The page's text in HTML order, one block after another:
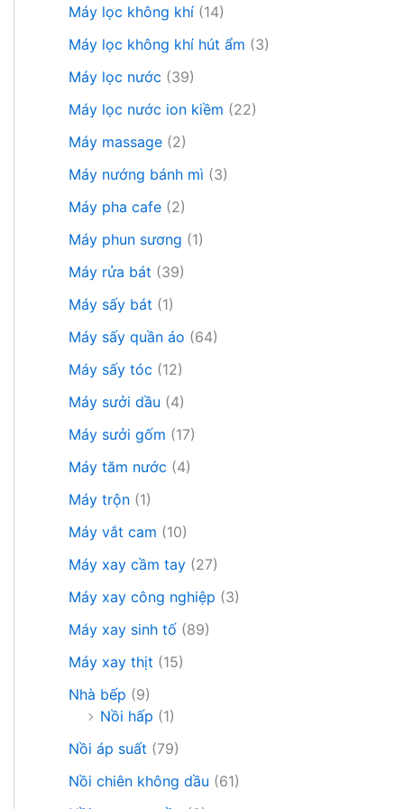
Máy lọc không khí (14)
Máy lọc không khí hút ẩm (3)
Máy lọc nước (39)
Máy lọc nước ion kiềm (22)
Máy massage (2)
Máy nướng bánh mì (3)
Máy pha cafe (2)
Máy phun sương (1)
Máy rửa bát (39)
Máy sấy bát (1)
Máy sấy quần áo (64)
Máy sấy tóc (12)
Máy sưởi dầu (4)
Máy sưởi gốm (17)
Máy tăm nước (4)
Máy trộn (1)
Máy vắt cam (10)
Máy xay cầm tay (27)
Máy xay công nghiệp (3)
Máy xay sinh tố (89)
Máy xay thịt (15)
Nhà bếp (9)
Nồi hấp (1)
Nồi áp suất (79)
Nồi chiên không dầu (61)